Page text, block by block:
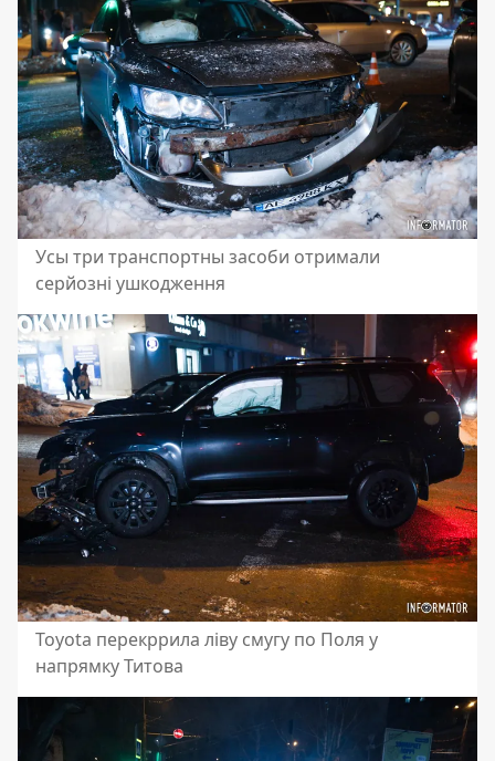
Усы три транспортны засоби отримали
серйозні ушкодження
Toyota перекррила ліву смугу по Поля у
напрямку Титова